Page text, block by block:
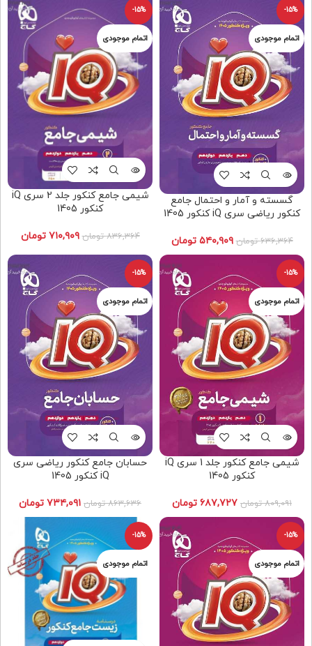
-15%
گسسته و آمار و احتمال جامع
کنکور ریاضی سری iQ کنکور 1405
۶۳۶,۳۶۴ تومان ۵۴۰,۹۰۹ تومان
-15%
شیمی جامع کنکور جلد 2 سری iQ
کنکور 1405
۸۳۶,۳۶۴ تومان ۷۱۰,۹۰۹ تومان
-15%
شیمی جامع کنکور جلد 1 سری iQ
کنکور 1405
۸۰۹,۰۹۱ تومان ۶۸۷,۷۲۷ تومان
-15%
حسابان جامع کنکور ریاضی سری
iQ کنکور 1405
۸۶۳,۶۳۶ تومان ۷۳۴,۰۹۱ تومان
-15%
-15%